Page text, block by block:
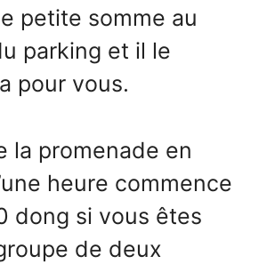
petite somme au
parking et il le
pour vous.
la promenade en
heure commence
dong si vous êtes
de deux